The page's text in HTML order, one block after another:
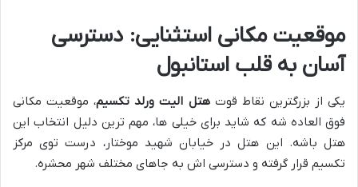
موقعیت مکانی استثنایی: دسترسی
آسان به قلب استانبول
یکی از بزرگترین نقاط قوتهتل الیت ورلد تکسیم، موقعیت مکانی
فوق العاده شه که شاید برای خیلی ها، مهم ترین دلیل انتخاب این
هتل باشه. این هتل در خیابان شهید موختار، درست توی مرکز
تکسیم قرار گرفته و دسترسی اش به جاهای مختلف شهر محشره.